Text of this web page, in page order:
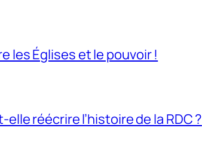
les Églises et le pouvoir !
réécrire l’histoire de la RDC ?